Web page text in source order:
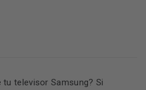
televisor Samsung? Si